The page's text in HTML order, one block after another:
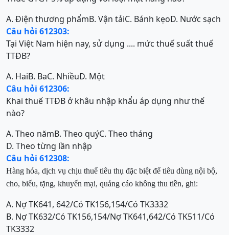
A. Điện thương phẩmB. Vận tảiC. Bánh kẹoD. Nước sạch
Câu hỏi 612303:
Tại Việt Nam hiện nay, sử dụng .... mức thuế suất thuế
TTĐB?
A. HaiB. BaC. NhiềuD. Một
Câu hỏi 612306:
Khai thuế TTĐB ở khâu nhập khẩu áp dụng như thế
nào?
A. Theo nămB. Theo quýC. Theo tháng
D. Theo từng lần nhập
Câu hỏi 612308:
Hàng hóa, dịch vụ chịu thuế tiêu thụ đặc biệt để tiêu dùng nội bộ,
cho, biếu, tặng, khuyến mại, quảng cáo không thu tiền, ghi:
A. Nợ TK641, 642/Có TK156,154/Có TK3332
B. Nợ TK632/Có TK156,154/Nợ TK641,642/Có TK511/Có
TK3332